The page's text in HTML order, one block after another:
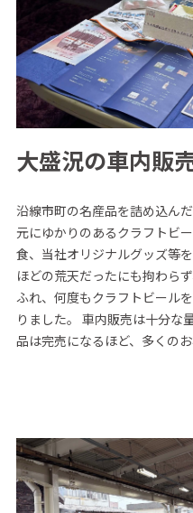
大盛況の車内販
沿線市町の名産品を詰め込ん
元にゆかりのあるクラフトビ
食、当社オリジナルグッズ等
ほどの荒天だったにも拘わら
ふれ、何度もクラフトビール
りました。 車内販売は十分な
品は完売になるほど、多くの